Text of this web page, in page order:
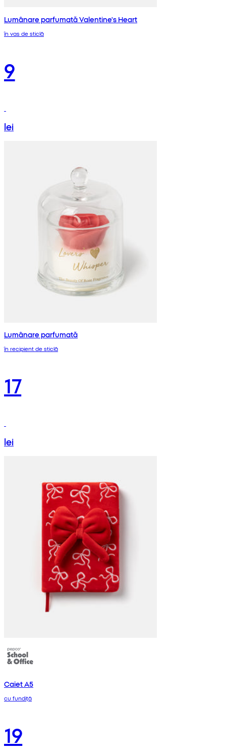
Lumânare parfumată Valentine's Heart
în vas de sticlă
9
lei
Lumânare parfumată
în recipient de sticlă
17
lei
Caiet A5
cu fundiță
19